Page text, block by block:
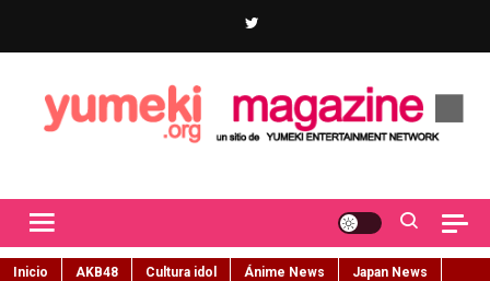
Inicio AKB48 Cultura idol Ánime News
Japan News